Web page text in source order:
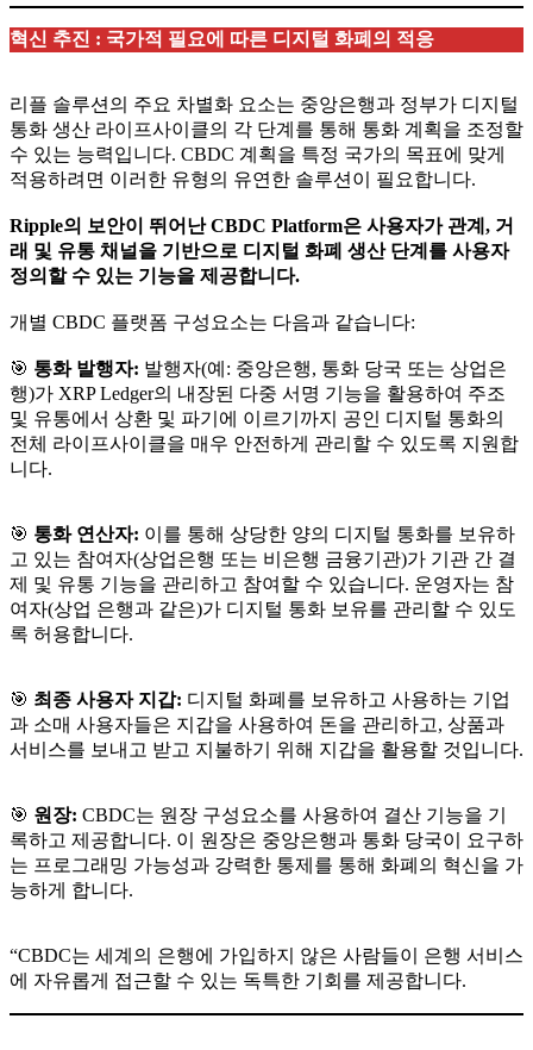
혁신 추진 : 국가적 필요에 따른 디지털 화폐의 적응
리플 솔루션의 주요 차별화 요소는 중앙은행과 정부가 디지털
통화 생산 라이프사이클의 각 단계를 통해 통화 계획을 조정할
수 있는 능력입니다. CBDC 계획을 특정 국가의 목표에 맞게
적용하려면 이러한 유형의 유연한 솔루션이 필요합니다.
Ripple의 보안이 뛰어난 CBDC Platform은 사용자가 관계, 거
래 및 유통 채널을 기반으로 디지털 화폐 생산 단계를 사용자
정의할 수 있는 기능을 제공합니다.
개별 CBDC 플랫폼 구성요소는 다음과 같습니다:
🎯 통화 발행자: 발행자(예: 중앙은행, 통화 당국 또는 상업은
행)가 XRP Ledger의 내장된 다중 서명 기능을 활용하여 주조
및 유통에서 상환 및 파기에 이르기까지 공인 디지털 통화의
전체 라이프사이클을 매우 안전하게 관리할 수 있도록 지원합
니다.
🎯 통화 연산자: 이를 통해 상당한 양의 디지털 통화를 보유하
고 있는 참여자(상업은행 또는 비은행 금융기관)가 기관 간 결
제 및 유통 기능을 관리하고 참여할 수 있습니다. 운영자는 참
여자(상업 은행과 같은)가 디지털 통화 보유를 관리할 수 있도
록 허용합니다.
🎯 최종 사용자 지갑: 디지털 화폐를 보유하고 사용하는 기업
과 소매 사용자들은 지갑을 사용하여 돈을 관리하고, 상품과
서비스를 보내고 받고 지불하기 위해 지갑을 활용할 것입니다.
🎯 원장: CBDC는 원장 구성요소를 사용하여 결산 기능을 기
록하고 제공합니다. 이 원장은 중앙은행과 통화 당국이 요구하
는 프로그래밍 가능성과 강력한 통제를 통해 화폐의 혁신을 가
능하게 합니다.
“CBDC는 세계의 은행에 가입하지 않은 사람들이 은행 서비스
에 자유롭게 접근할 수 있는 독특한 기회를 제공합니다.